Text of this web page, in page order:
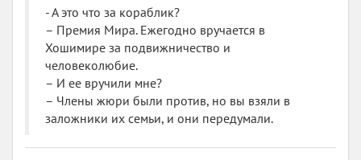
- А это что за кораблик?
– Премия Мира. Ежегодно вручается в
Хошимире за подвижничество и
человеколюбие.
– И ее вручили мне?
– Члены жюри были против, но вы взяли в
заложники их семьи, и они передумали.